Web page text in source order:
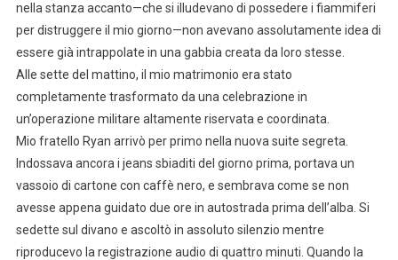
nella stanza accanto—che si illudevano di possedere i fiammiferi
per distruggere il mio giorno—non avevano assolutamente idea di
essere già intrappolate in una gabbia creata da loro stesse.
Alle sette del mattino, il mio matrimonio era stato
completamente trasformato da una celebrazione in
un’operazione militare altamente riservata e coordinata.
Mio fratello Ryan arrivò per primo nella nuova suite segreta.
Indossava ancora i jeans sbiaditi del giorno prima, portava un
vassoio di cartone con caffè nero, e sembrava come se non
avesse appena guidato due ore in autostrada prima dell’alba. Si
sedette sul divano e ascoltò in assoluto silenzio mentre
riproducevo la registrazione audio di quattro minuti. Quando la